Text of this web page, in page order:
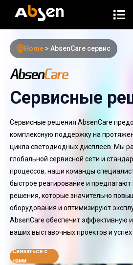
е
т
к
у
т
и
Home > AbsenCare сервис
Сервисные
Сервисные решения AbsenCare
комплексную поддержку на
цикла светодиодных дисплеев. Мы
глобальной сервисной сети и
процессов, наши команды
быстрое реагирование и
решения, которые значительно
оборудования и оптимизируют
AbsenCare обеспечит эффективную
ваших выставочных проектов и успех
Связаться с
нами